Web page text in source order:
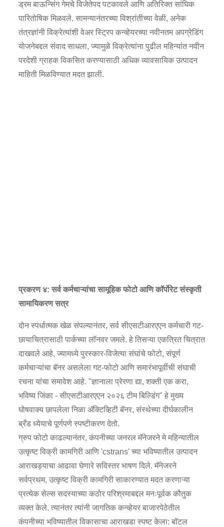
ड्रम बाऊन्सिंग गेमचे विजेतेपद पटकावले आणि अतिरिक्त सांघिक
पारितोषिक मिळवले. सामन्यानंतरच्या विश्रांतीच्या वेळी, अनेक
तंत्रज्ञांनी विक्रेत्यांशी वेअर स्ट्रिप कन्व्हेयरच्या नवीनतम अपग्रेडिंग
योजनेबद्दल संवाद साधला, ज्यामुळे विक्रेत्यांना पुढील महिन्यांत नवीन
परदेशी ग्राहक विकसित करण्यासाठी अधिक व्यावसायिक उत्पादन
माहिती मिळविण्यात मदत झाली.
प्रकरण ४: सर्व कर्मचाऱ्यांचा सामूहिक फोटो आणि कॉर्पोरेट संस्कृती
सामायिकरण सत्र
दोन स्पर्धात्मक खेळ संपल्यानंतर, सर्व सीएसटीआरएएन कर्मचारी गट-
छायाचित्रासाठी पार्कच्या लॉनवर जमले. हे तिसऱ्या एकत्रित चित्रात
दाखवले आहे, ज्यामध्ये पुरस्कार-विजेत्या संघांचे फोटो, संपूर्ण
कर्मचाऱ्यांचा बॅनर असलेला गट-फोटो आणि समारंभापूर्वीची संघाची
रचना यांचा समावेश आहे. "ज्ञानाला प्रेरणा द्या, शक्ती एक करा,
भविष्य जिंका - सीएसटीआरएएन २०२६ टीम बिल्डिंग" हे मुख्य
घोषवाक्य छापलेला निळा ॲक्टिव्हिटी बॅनर, संस्थेच्या दीर्घकालीन
ब्रँड ध्येयाचे पूर्णपणे स्पष्टीकरण देतो.
ग्रुप फोटो काढल्यानंतर, कंपनीच्या जनरल मॅनेजरने मे महिन्यातील
उत्कृष्ट विक्री कामगिरी आणि 'cstrans' च्या भविष्यातील उत्पादन
आराखड्याचा आढावा घेणारे सविस्तर भाषण दिले. मॅनेजरने
सर्वप्रथम, उत्कृष्ट विक्री कामगिरी साकारण्यात मदत करणाऱ्या
प्रत्येक सेल्स सदस्याच्या कठोर परिश्रमाबद्दल मनःपूर्वक कौतुक
व्यक्त केले. त्यानंतर त्यांनी जागतिक कन्व्हेयर बाजारपेठेतील
कंपनीच्या भविष्यातील विकासाचा आराखडा स्पष्ट केला: बॉटल